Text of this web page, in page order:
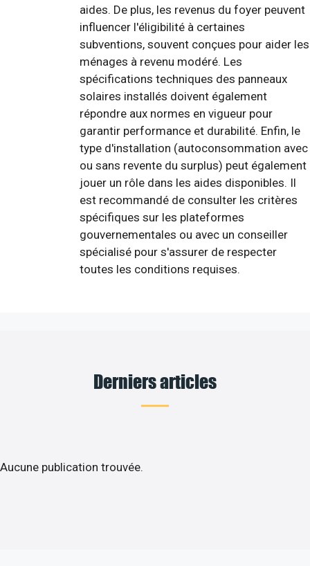
aides. De plus, les revenus du foyer peuvent
influencer l'éligibilité à certaines
subventions, souvent conçues pour aider les
ménages à revenu modéré. Les
spécifications techniques des panneaux
solaires installés doivent également
répondre aux normes en vigueur pour
garantir performance et durabilité. Enfin, le
type d'installation (autoconsommation avec
ou sans revente du surplus) peut également
jouer un rôle dans les aides disponibles. Il
est recommandé de consulter les critères
spécifiques sur les plateformes
gouvernementales ou avec un conseiller
spécialisé pour s'assurer de respecter
toutes les conditions requises.
Derniers articles
Aucune publication trouvée.